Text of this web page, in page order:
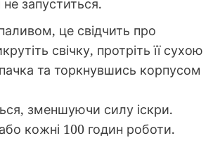
запуститься.
це свідчить про
свічку, протріть її сухою
та торкнувшись корпусом
зменшуючи силу іскри.
кожні 100 годин роботи.